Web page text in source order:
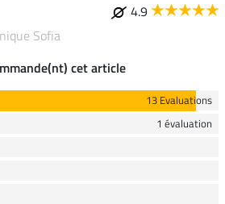
4.9
Sofia
cet article
13 Evaluations
1 évaluation